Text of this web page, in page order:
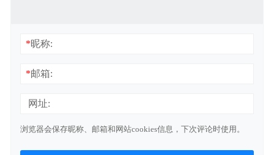
*昵称:
*邮箱:
网址:
浏览器会保存昵称、邮箱和网站cookies信息，下次评论时使用。